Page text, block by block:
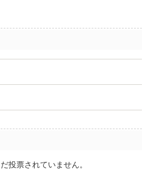
投票されていません。